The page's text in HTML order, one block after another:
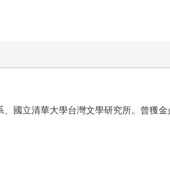
國立清華大學台灣文學研究所。曾獲